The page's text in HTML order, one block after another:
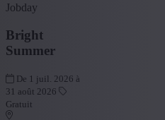
Jobday
Bright
Summer
De 1 juil. 2026 à
31 août 2026
Gratuit